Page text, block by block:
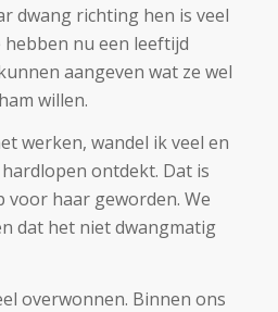
dwang richting hen is veel
nu een leeftijd
aangeven wat ze wel
willen.
werken, wandel ik veel en
ontdekt. Dat is
haar geworden. We
dat het niet dwangmatig
overwonnen. Binnen ons